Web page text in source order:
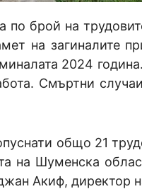
по брой на
на загиналите
2024
Смъртни
общо 21
на Шуменска
Акиф,